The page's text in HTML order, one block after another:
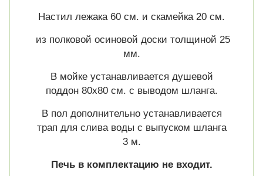
Настил лежака 60 см. и скамейка 20 см.
из полковой осиновой доски толщиной 25
мм.
В мойке устанавливается душевой
поддон 80х80 см. с выводом шланга.
В пол дополнительно устанавливается
трап для слива воды с выпуском шланга
3 м.
Печь в комплектацию не входит.